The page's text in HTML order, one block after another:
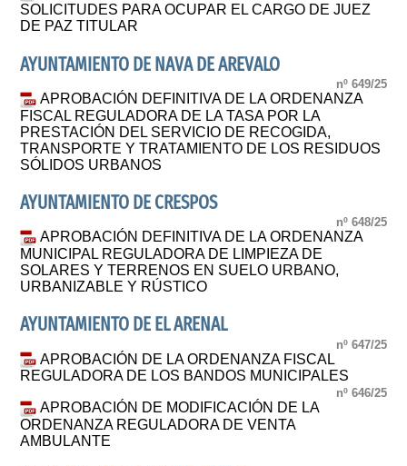
SOLICITUDES PARA OCUPAR EL CARGO DE JUEZ
DE PAZ TITULAR
AYUNTAMIENTO DE NAVA DE AREVALO
nº 649/25
APROBACIÓN DEFINITIVA DE LA ORDENANZA
FISCAL REGULADORA DE LA TASA POR LA
PRESTACIÓN DEL SERVICIO DE RECOGIDA,
TRANSPORTE Y TRATAMIENTO DE LOS RESIDUOS
SÓLIDOS URBANOS
AYUNTAMIENTO DE CRESPOS
nº 648/25
APROBACIÓN DEFINITIVA DE LA ORDENANZA
MUNICIPAL REGULADORA DE LIMPIEZA DE
SOLARES Y TERRENOS EN SUELO URBANO,
URBANIZABLE Y RÚSTICO
AYUNTAMIENTO DE EL ARENAL
nº 647/25
APROBACIÓN DE LA ORDENANZA FISCAL
REGULADORA DE LOS BANDOS MUNICIPALES
nº 646/25
APROBACIÓN DE MODIFICACIÓN DE LA
ORDENANZA REGULADORA DE VENTA
AMBULANTE